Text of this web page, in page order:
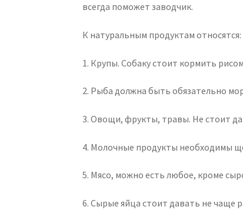
всегда поможет заводчик.
К натуральным продуктам относятся:
1. Крупы. Собаку стоит кормить
2. Рыба должна быть обязательно
3. Овощи, фрукты, травы. Не стоит
4. Молочные продукты необходимы
5. Мясо, можно есть любое, кроме
6. Сырые яйца стоит давать не чаще